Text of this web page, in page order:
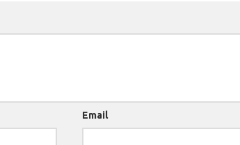
Email